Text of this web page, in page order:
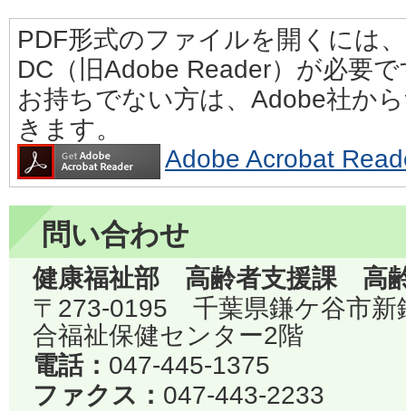
PDF形式のファイルを開くには
DC（旧Adobe Reader）が必要
お持ちでない方は、Adobe社か
きます。
Adobe Acrobat
問い合わせ
健康福祉部 高齢者支援課 高
〒273-0195 千葉県鎌ケ谷市
合福祉保健センター2階
電話： 047-445-1375
ファクス： 047-443-2233